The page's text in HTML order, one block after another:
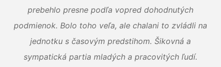
prebehlo presne podľa vopred dohodnutých
podmienok. Bolo toho veľa, ale chalani to zvládli na
jednotku s časovým predstihom. Šikovná a
sympatická partia mladých a pracovitých ľudí.